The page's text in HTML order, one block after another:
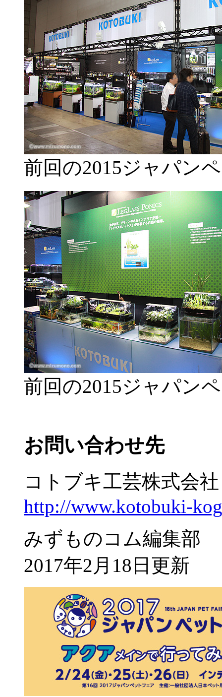
前回の2015ジャパン
前回の2015ジャパン
お問い合わせ先
コトブキ工芸株式会社
http://www.kotobuki-
みずものコム編集部
2017年2月18日更新